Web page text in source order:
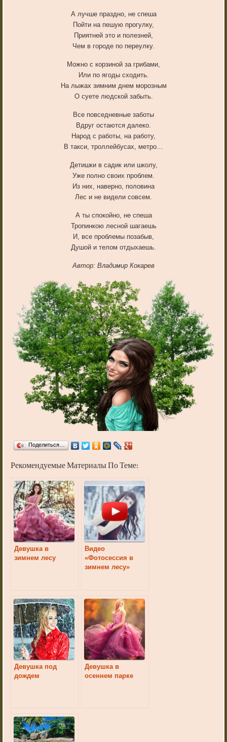
А лучше праздно, не спеша
Пойти на пешую прогулку,
Приятней это и полезней,
Чем в городе по переулку.
Можно с корзиной за грибами,
Или по ягоды сходить.
На лыжах зимним днем морозным
О суете людской забыть.
Все повседневные заботы
Вдруг остаются далеко.
Народ с работы, на работу,
В такси, троллейбусах, метро…
Детишки в садик или школу,
Уже полно своих проблем.
Из них, наверно, половина
Лес и не видели совсем.
А ты спокойно, не спеша
Тропинкою лесной шагаешь
И, все проблемы позабыв,
Душой и телом отдыхаешь.
Автор: Владимир Кокарев
Поделиться…
Рекомендуемые Материалы По Теме:
Девушка в
зимнем лесу
Видео
«Фотосессия в
зимнем лесу»
Девушка под
дождем
Девушка в
осеннем парке